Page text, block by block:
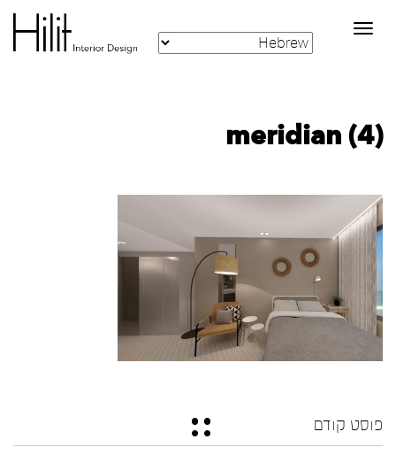
Toggle
navigation
meridian (4)
פוסט קודם